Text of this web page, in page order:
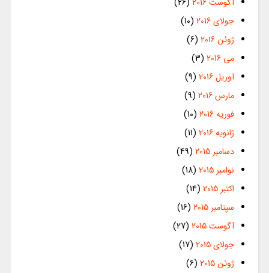
جولای 2016
(10)
ژوئن 2016
(6)
می 2016
(3)
آوریل 2016
(9)
مارس 2016
(9)
فوریه 2016
(10)
ژانویه 2016
(11)
دسامبر 2015
(49)
نوامبر 2015
(18)
اکتبر 2015
(14)
سپتامبر 2015
(16)
آگوست 2015
(27)
جولای 2015
(17)
ژوئن 2015
(6)